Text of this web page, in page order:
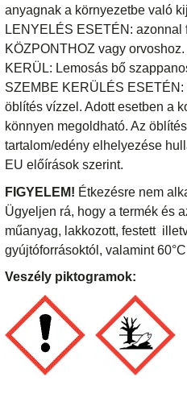
anyagnak a környezetbe való
LENYELÉS ESETÉN: azonnal
KÖZPONTHOZ vagy
KERÜL: Lemosás bő
SZEMBE KERÜLÉS
öblítés vízzel. Adott esetben a
könnyen megoldható. Az
tartalom/edény elhelyezése
EU előírások szerint.
FIGYELEM! Étkezésre nem
Ügyeljen rá, hogy a termék és
műanyag, lakkozott, festett
gyújtóforrásoktól, valamint
Veszély piktogramok: